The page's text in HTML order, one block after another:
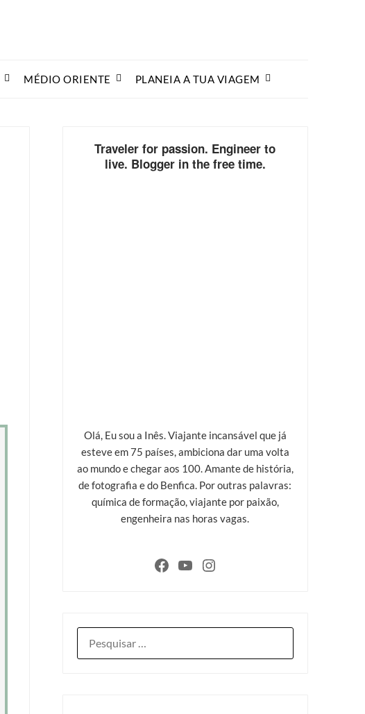
MÉDIO ORIENTE PLANEIA A TUA VIAGEM
Traveler for passion. Engineer to
live. Blogger in the free time.
Olá, Eu sou a Inês. Viajante incansável que já
esteve em 75 países, ambiciona dar uma volta
ao mundo e chegar aos 100. Amante de história,
de fotografia e do Benfica. Por outras palavras:
química de formação, viajante por paixão,
engenheira nas horas vagas.